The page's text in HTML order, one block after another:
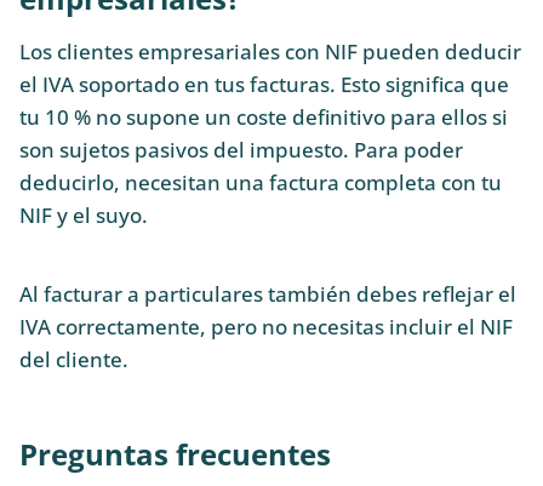
Los clientes empresariales con NIF pueden deducir
el IVA soportado en tus facturas. Esto significa que
tu 10 % no supone un coste definitivo para ellos si
son sujetos pasivos del impuesto. Para poder
deducirlo, necesitan una factura completa con tu
NIF y el suyo.
Al facturar a particulares también debes reflejar el
IVA correctamente, pero no necesitas incluir el NIF
del cliente.
Preguntas frecuentes